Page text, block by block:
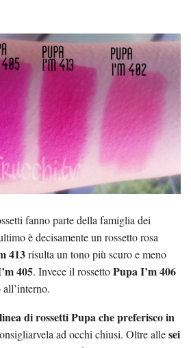
fanno parte della famiglia dei
è decisamente un rossetto rosa
413risulta un tono più scuro e meno
405. Invece il rossettoPupa I’m 406
linea di rossetti Pupa che preferisco in
ad occhi chiusi. Oltre allesei